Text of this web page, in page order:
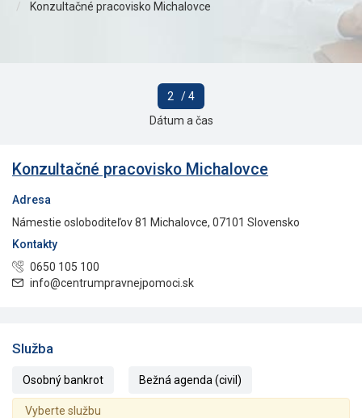
Konzultačné pracovisko Michalovce
2
/ 4
Dátum a čas
Konzultačné pracovisko Michalovce
Adresa
Námestie osloboditeľov 81 Michalovce, 07101 Slovensko
Kontakty
0650 105 100
info@centrumpravnejpomoci.sk
Služba
Osobný bankrot Bežná agenda (civil)
Vyberte službu